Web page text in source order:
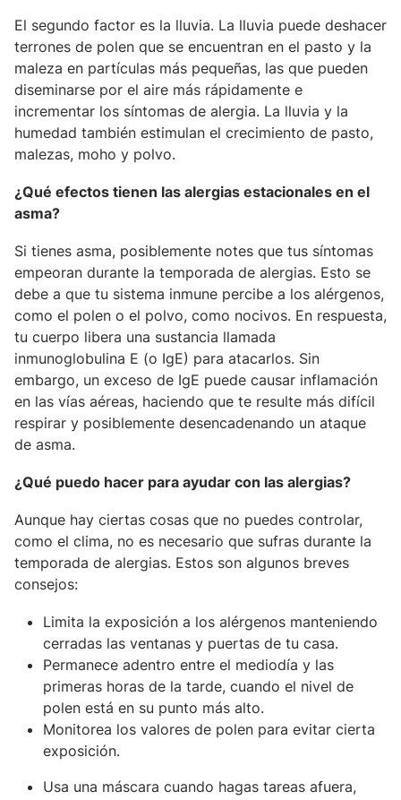
El segundo factor es la lluvia. La lluvia puede deshacer
terrones de polen que se encuentran en el pasto y la
maleza en partículas más pequeñas, las que pueden
diseminarse por el aire más rápidamente e
incrementar los síntomas de alergia. La lluvia y la
humedad también estimulan el crecimiento de pasto,
malezas, moho y polvo.
¿Qué efectos tienen las alergias estacionales en el
asma?
Si tienes asma, posiblemente notes que tus síntomas
empeoran durante la temporada de alergias. Esto se
debe a que tu sistema inmune percibe a los alérgenos,
como el polen o el polvo, como nocivos. En respuesta,
tu cuerpo libera una sustancia llamada
inmunoglobulina E (o IgE) para atacarlos. Sin
embargo, un exceso de IgE puede causar inflamación
en las vías aéreas, haciendo que te resulte más difícil
respirar y posiblemente desencadenando un ataque
de asma.
¿Qué puedo hacer para ayudar con las alergias?
Aunque hay ciertas cosas que no puedes controlar,
como el clima, no es necesario que sufras durante la
temporada de alergias. Estos son algunos breves
consejos:
Limita la exposición a los alérgenos manteniendo
cerradas las ventanas y puertas de tu casa.
Permanece adentro entre el mediodía y las
primeras horas de la tarde, cuando el nivel de
polen está en su punto más alto.
Monitorea los valores de polen para evitar cierta
exposición.
Usa una máscara cuando hagas tareas afuera,